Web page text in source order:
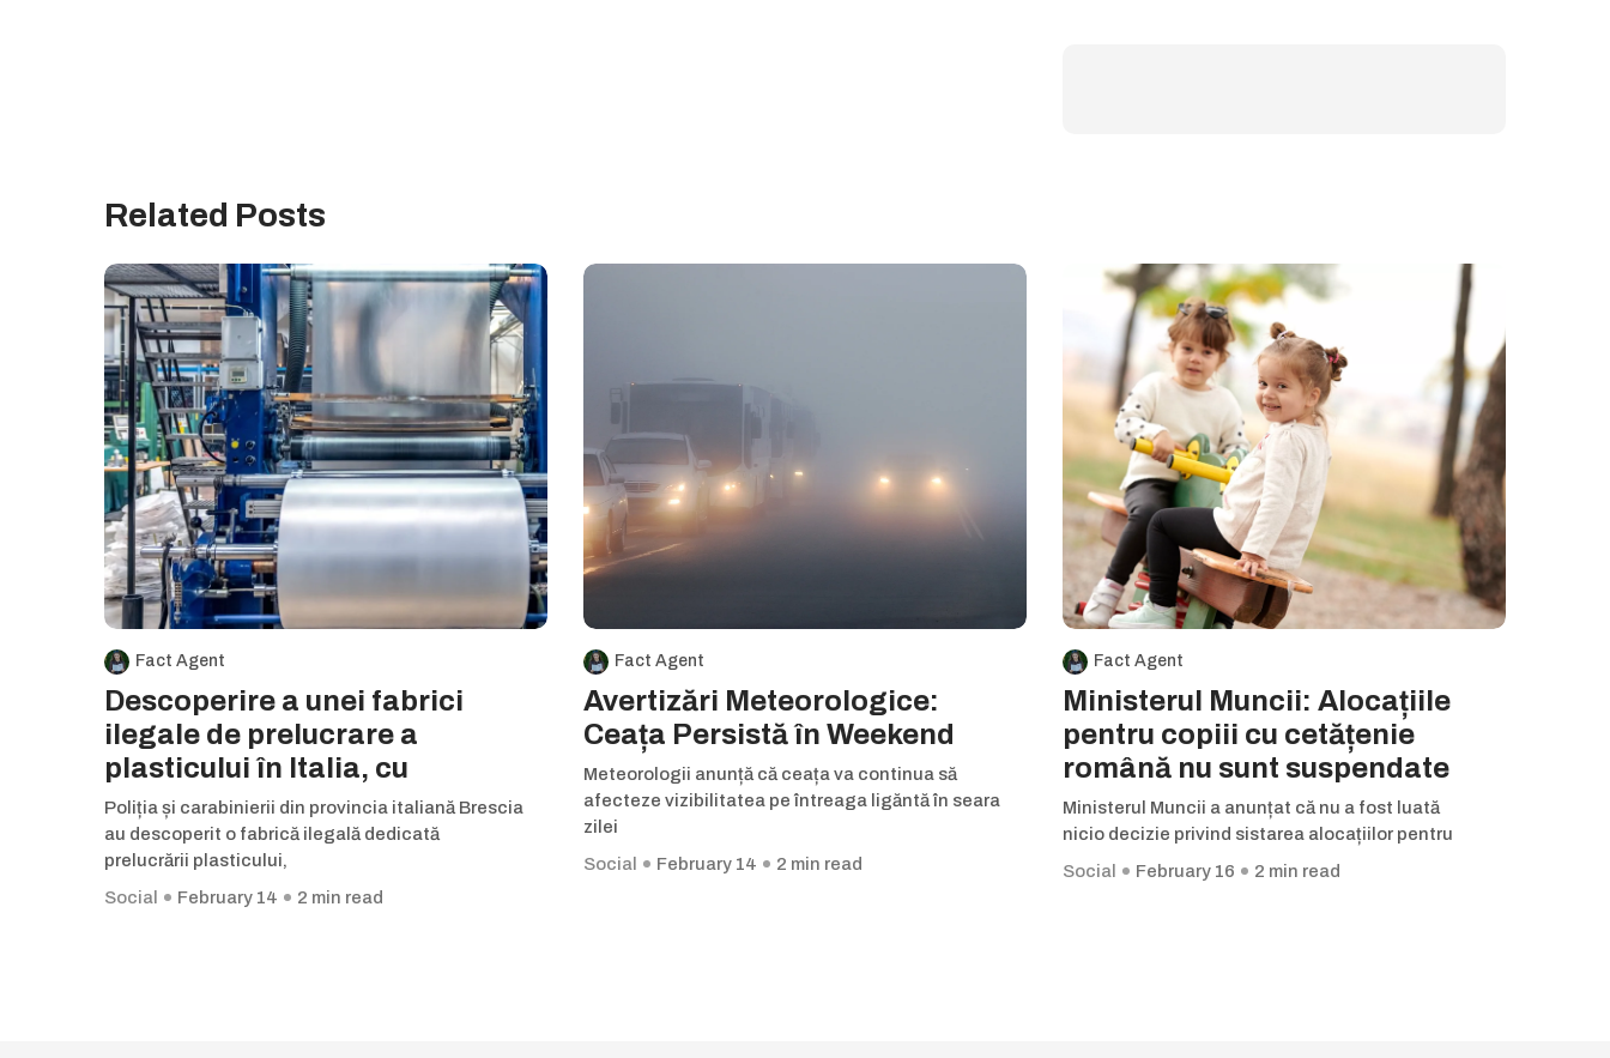
Related Posts
Fact Agent
Descoperire a unei fabrici
ilegale de prelucrare a
plasticului în Italia, cu
Poliția și carabinierii din provincia italiană Brescia
au descoperit o fabrică ilegală dedicată
prelucrării plasticului,
Social
February 14 2 min read
Fact Agent
Avertizări Meteorologice:
Ceața Persistă în Weekend
Meteorologii anunță că ceața va continua să
afecteze vizibilitatea pe întreaga ligăntă în seara
zilei
Social
February 14 2 min read
Fact Agent
Ministerul Muncii: Alocațiile
pentru copiii cu cetățenie
română nu sunt suspendate
Ministerul Muncii a anunțat că nu a fost luată
nicio decizie privind sistarea alocațiilor pentru
Social
February 16 2 min read